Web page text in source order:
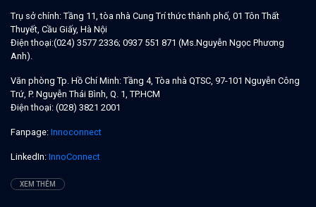
Trụ sở chính: Tầng 11, tòa nhà Cung Trí thức thành phố, 01 Tôn Thất
Thuyết, Cầu Giấy, Hà Nội
Điện thoại:(024) 3577 2336; 0937 551 871 (Ms.Nguyễn Ngọc Phương
Anh).
Văn phòng Tp. Hồ Chí Minh: Tầng 4, Tòa nhà QTSC, 97-101 Nguyễn Công
Trứ, P. Nguyễn Thái Bình, Q. 1, TP.HCM
Điện thoại: (028) 3821 2001
Fanpage: Innoconnect
LinkedIn: InnoConnect
XEM THÊM